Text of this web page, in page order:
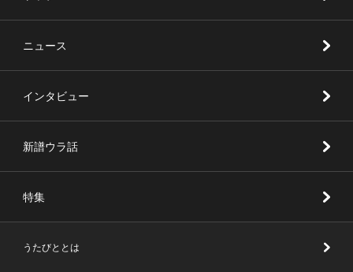
ニュース
インタビュー
新譜ウラ話
特集
うたびととは